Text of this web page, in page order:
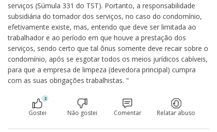
serviços (Súmula 331 do TST). Portanto, a responsabilidade
subsidiária do tomador dos serviços, no caso do condomínio,
efetivamente existe, mas, entendo que deve ser limitada ao
trabalhador e ao período em que houve a prestação dos
serviços, sendo certo que tal ônus somente deve recair sobre o
condomínio, após se esgotar todos os meios jurídicos cabíveis,
para que a empresa de limpeza (devedora principal) cumpra
com as suas obrigações trabalhistas. "
2
Gostei Não gostei Comentar Relatar abuso